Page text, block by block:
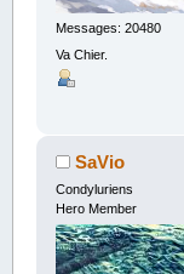
Messages: 20480
Va Chier.
SaVio
Condyluriens
Hero Member